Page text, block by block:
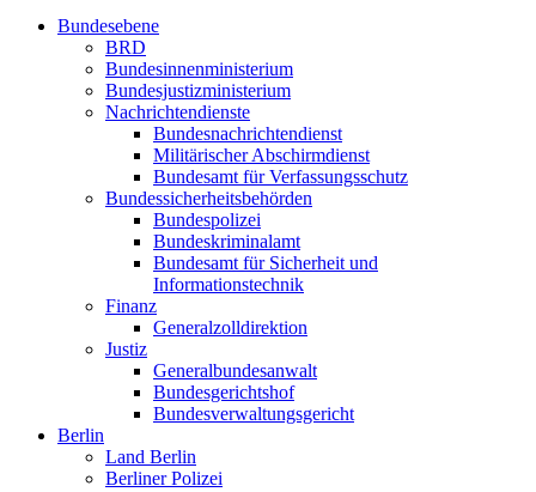
Bundesebene
BRD
Bundesinnenministerium
Bundesjustizministerium
Nachrichtendienste
Bundesnachrichtendienst
Militärischer Abschirmdienst
Bundesamt für Verfassungsschutz
Bundessicherheitsbehörden
Bundespolizei
Bundeskriminalamt
Bundesamt für Sicherheit und
Informationstechnik
Finanz
Generalzolldirektion
Justiz
Generalbundesanwalt
Bundesgerichtshof
Bundesverwaltungsgericht
Berlin
Land Berlin
Berliner Polizei